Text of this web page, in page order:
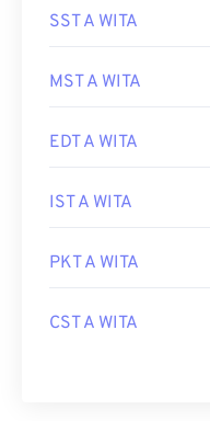
SST A WITA
MST A WITA
EDT A WITA
IST A WITA
PKT A WITA
CST A WITA